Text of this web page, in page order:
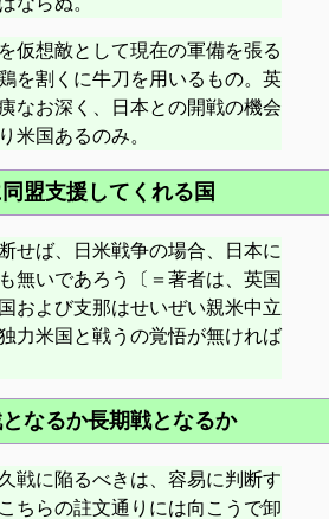
仮想敵として現在の軍備を張る
を割くに牛刀を用いるもの。英
なお深く、日本との開戦の機会
米国あるのみ。
盟支援してくれる国
せば、日米戦争の場合、日本に
無いであろう〔＝著者は、英国
および支那はせいぜい親米中立
力米国と戦うの覚悟が無ければ
なるか長期戦となるか
戦に陥るべきは、容易に判断す
ちらの註文通りには向こうで卸